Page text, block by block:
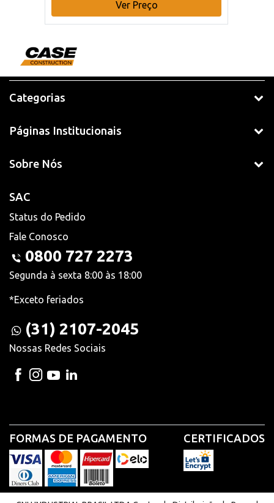
Ver Preço
Categorias
Páginas Institucionais
Sobre Nós
SAC
Status do Pedido
Fale Conosco
0800 727 2273
Segunda à sexta 8:00 às 18:00
*Exceto feriados
(31) 2107-2045
Nossas Redes Sociais
FORMAS DE PAGAMENTO CERTIFICADOS